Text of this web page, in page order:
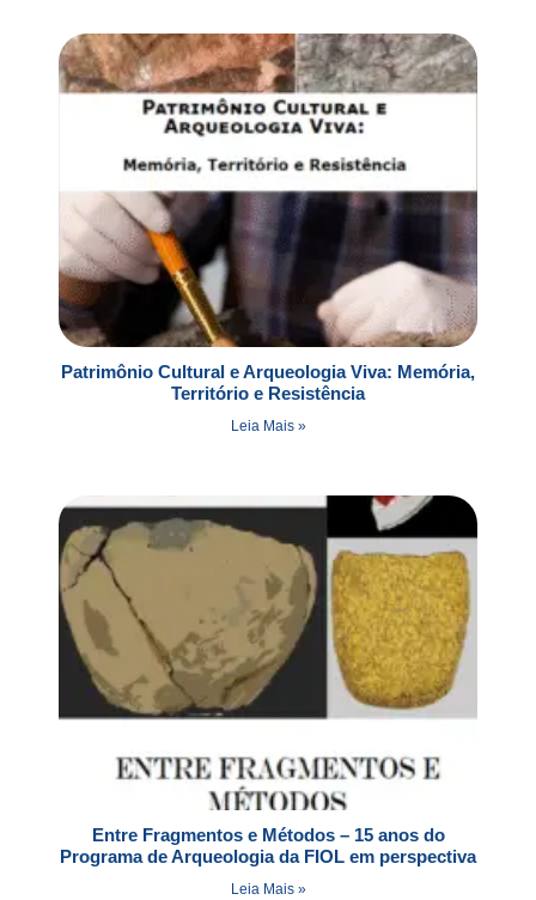
Patrimônio Cultural e Arqueologia Viva: Memória,
Território e Resistência
Leia Mais »
Entre Fragmentos e Métodos – 15 anos do
Programa de Arqueologia da FIOL em perspectiva
Leia Mais »